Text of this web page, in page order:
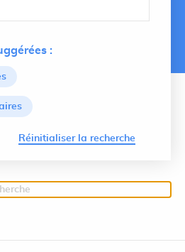
:
Réinitialiser la recherche